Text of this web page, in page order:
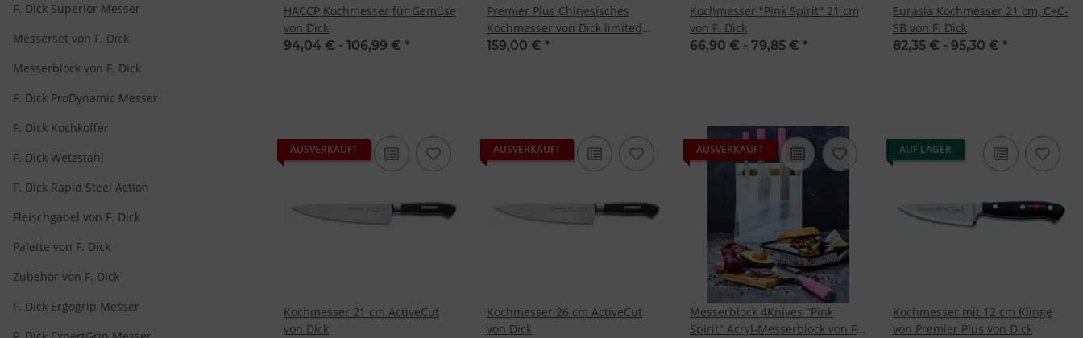
HACCP Kochmesser für Gemüse
von Dick
94,04 € - 106,99 € *
Premier Plus Chinesisches
Kochmesser von Dick limited
Edition
159,00 € *
Kochmesser "Pink Spirit" 21 cm
von F. Dick
66,90 € - 79,85 € *
Eurasia Kochmesser 21 cm, C+C-
SB von F. Dick
82,35 € - 95,30 € *
AUSVERKAUFT
Kochmesser 21 cm ActiveCut
von Dick
AUSVERKAUFT
Kochmesser 26 cm ActiveCut
von Dick
AUSVERKAUFT
Messerblock 4Knives "Pink
Spirit" Acryl-Messerblock von F.
AUF LAGER
Kochmesser mit 12 cm Klinge
von Premier Plus von Dick
F. Dick Superior Messer
Messerset von F. Dick
Messerblock von F. Dick
F. Dick ProDynamic Messer
F. Dick Kochkoffer
F. Dick Wetzstahl
F. Dick Rapid Steel Action
Fleischgabel von F. Dick
Palette von F. Dick
Zubehör von F. Dick
F. Dick Ergogrip Messer